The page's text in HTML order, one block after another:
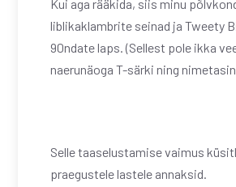
Kui aga rääkida, siis minu
liblikaklambrite seinad ja Tweety
90ndate laps. (Sellest pole ikka
naerunäoga T-särki ning
Selle taaselustamise vaimus
praegustele lastele annaksid.